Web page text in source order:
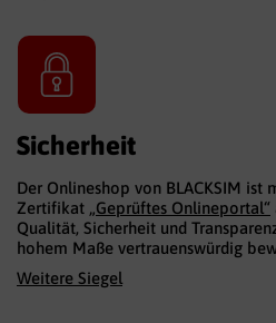
Sicherheit
Der Onlineshop von BLACKSIM ist
Zertifikat „Geprüftes Onlineportal“
Qualität, Sicherheit und
hohem Maße vertrauenswürdig
Weitere Siegel